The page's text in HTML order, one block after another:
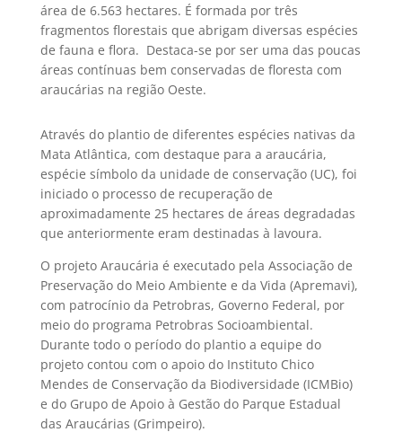
área de 6.563 hectares. É formada por três
fragmentos florestais que abrigam diversas espécies
de fauna e flora. Destaca-se por ser uma das poucas
áreas contínuas bem conservadas de floresta com
araucárias na região Oeste.
Através do plantio de diferentes espécies nativas da
Mata Atlântica, com destaque para a araucária,
espécie símbolo da unidade de conservação (UC), foi
iniciado o processo de recuperação de
aproximadamente 25 hectares de áreas degradadas
que anteriormente eram destinadas à lavoura.
O projeto Araucária é executado pela Associação de
Preservação do Meio Ambiente e da Vida (Apremavi),
com patrocínio da Petrobras, Governo Federal, por
meio do programa Petrobras Socioambiental.
Durante todo o período do plantio a equipe do
projeto contou com o apoio do Instituto Chico
Mendes de Conservação da Biodiversidade (ICMBio)
e do Grupo de Apoio à Gestão do Parque Estadual
das Araucárias (Grimpeiro).